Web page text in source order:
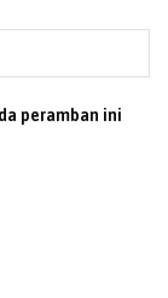
peramban ini